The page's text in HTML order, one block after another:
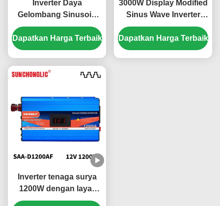
Inverter Daya
Gelombang Sinusoid
Termodifikasi 2000VA
Hemat Energi Ramah
Lingkungan Inverter
Dapatkan Harga Terbaik
3000W Display Modified
Sinus Wave Inverter
dengan sekring sirkuit
eksternal untuk
konversi daya 12v ke
Dapatkan Harga Terbaik
Inverter tenaga surya
1200W dengan layar
LCD dan operasi yang